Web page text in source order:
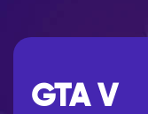
GTA V